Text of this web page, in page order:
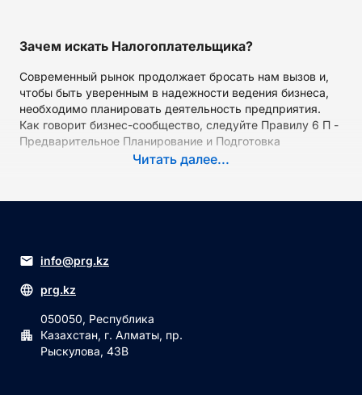
Зачем искать Налогоплательщика?
Современный рынок продолжает бросать нам вызов и,
чтобы быть уверенным в надежности ведения бизнеса,
необходимо планировать деятельность предприятия.
Как говорит бизнес-сообщество, следуйте Правилу 6 П -
Предварительное Планирование и Подготовка
Предотвращают Плачевную Производительность (Prior
планирования, предотвращающий слабую
налогоплательщика в реестрах.
Почему это важно?
Чтобы добиться отличных результатов, компании
необходимо взаимодействовать с контрагентами
(поставщиками услуг, партнерами, клиентами), и это
Читать далее...
info@prg.kz
prg.kz
050050, Республика
Казахстан, г. Алматы, пр.
Рыскулова, 43В